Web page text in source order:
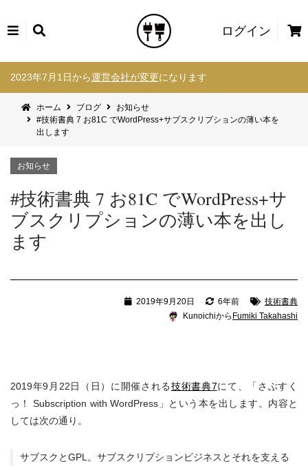
ログイン
カ
2023年7月1日から運営会社が変更になります
ホーム ブログ
お知らせ
#技術書典 7 お81C でWordPress+サブスクリプションの薄い本を
出します
お知らせ
#技術書典 7 お81C でWordPress+サ
ブスクリプションの薄い本を出し
ます
2019年9月20日 6年前
技術書典
Kunoichiから Fumiki Takahashi
2019年9月22日（日）に開催される技術書典7にて、「さぶすく
っ！ Subscription with WordPress」という本を出します。内容と
しては次の通り。
サブスクとGPL。サブスクリプションビジネスとそれを支える